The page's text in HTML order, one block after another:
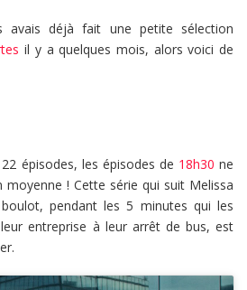
avais déjà fait une petite sélection
il y a quelques mois, alors voici de
épisodes, les épisodes de 18h30 ne
! Cette série qui suit Melissa
pendant les 5 minutes qui les
entreprise à leur arrêt de bus, est